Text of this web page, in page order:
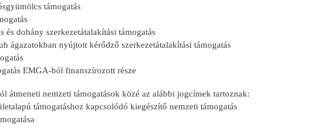
támogatás
és dohány szerkezetátalakítási támogatás
ágazatokban nyújtott kérődző szerkezetátalakítási támogatás
EMGA-ból finanszírozott része
átmeneti nemzeti támogatások közé az alábbi jogcímek tartoznak:
támogatáshoz kapcsolódó kiegészítő nemzeti támogatás